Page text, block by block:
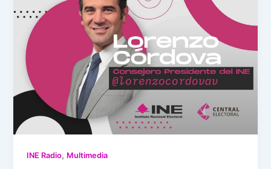
INE Radio, Multimedia